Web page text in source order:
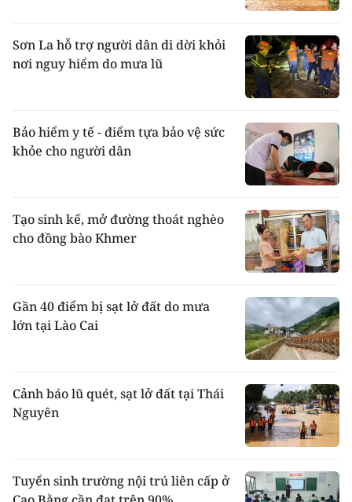
Sơn La hỗ trợ người dân di dời khỏi
nơi nguy hiểm do mưa lũ
Bảo hiểm y tế - điểm tựa bảo vệ sức
khỏe cho người dân
Tạo sinh kế, mở đường thoát nghèo
cho đồng bào Khmer
Gần 40 điểm bị sạt lở đất do mưa
lớn tại Lào Cai
Cảnh báo lũ quét, sạt lở đất tại Thái
Nguyên
Tuyển sinh trường nội trú liên cấp ở